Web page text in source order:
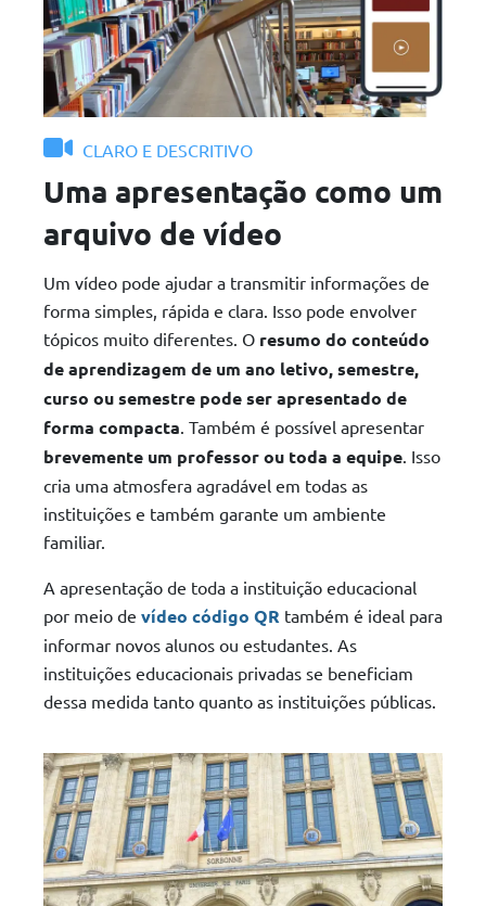
CLARO E DESCRITIVO
Uma apresentação como um
arquivo de vídeo
Um vídeo pode ajudar a transmitir informações de
forma simples, rápida e clara. Isso pode envolver
tópicos muito diferentes. O resumo do conteúdo
de aprendizagem de um ano letivo, semestre,
curso ou semestre pode ser apresentado de
forma compacta . Também é possível apresentar
brevemente um professor ou toda a equipe . Isso
cria uma atmosfera agradável em todas as
instituições e também garante um ambiente
familiar.
A apresentação de toda a instituição educacional
por meio de vídeo código QR também é ideal para
informar novos alunos ou estudantes. As
instituições educacionais privadas se beneficiam
dessa medida tanto quanto as instituições públicas.